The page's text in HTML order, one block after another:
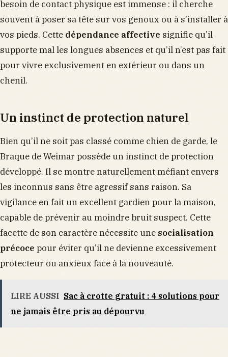
besoin de contact physique est immense : il cherche
souvent à poser sa tête sur vos genoux ou à s’installer à
vos pieds. Cette dépendance affective signifie qu’il
supporte mal les longues absences et qu’il n’est pas fait
pour vivre exclusivement en extérieur ou dans un
chenil.
Un instinct de protection naturel
Bien qu’il ne soit pas classé comme chien de garde, le
Braque de Weimar possède un instinct de protection
développé. Il se montre naturellement méfiant envers
les inconnus sans être agressif sans raison. Sa
vigilance en fait un excellent gardien pour la maison,
capable de prévenir au moindre bruit suspect. Cette
facette de son caractère nécessite unesocialisation
précoce pour éviter qu’il ne devienne excessivement
protecteur ou anxieux face à la nouveauté.
LIRE AUSSI Sac à crotte gratuit : 4 solutions pour
ne jamais être pris au dépourvu